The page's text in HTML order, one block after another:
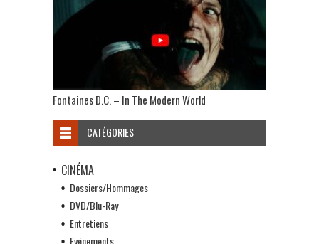
Fontaines D.C. – In The Modern World
CATÉGORIES
CINÉMA
Dossiers/Hommages
DVD/Blu-Ray
Entretiens
Evénements